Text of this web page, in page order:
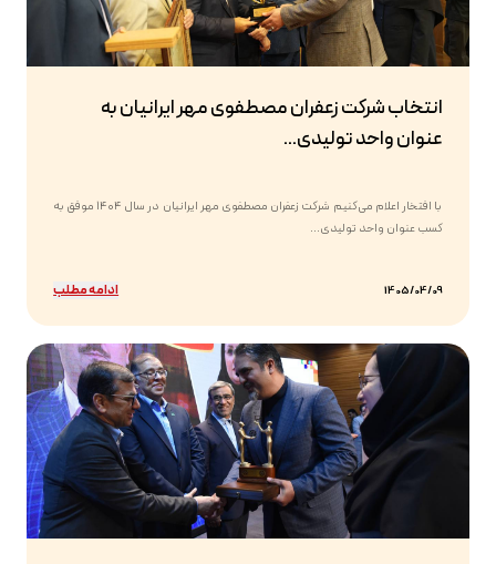
انتخاب شرکت زعفران مصطفوی مهر ایرانیان به
عنوان واحد تولیدی...
با افتخار اعلام می‌کنیم شرکت زعفران مصطفوی مهر ایرانیان در سال ۱۴۰۴ موفق به
کسب عنوان واحد تولیدی...
1405/04/09 ادامه مطلب